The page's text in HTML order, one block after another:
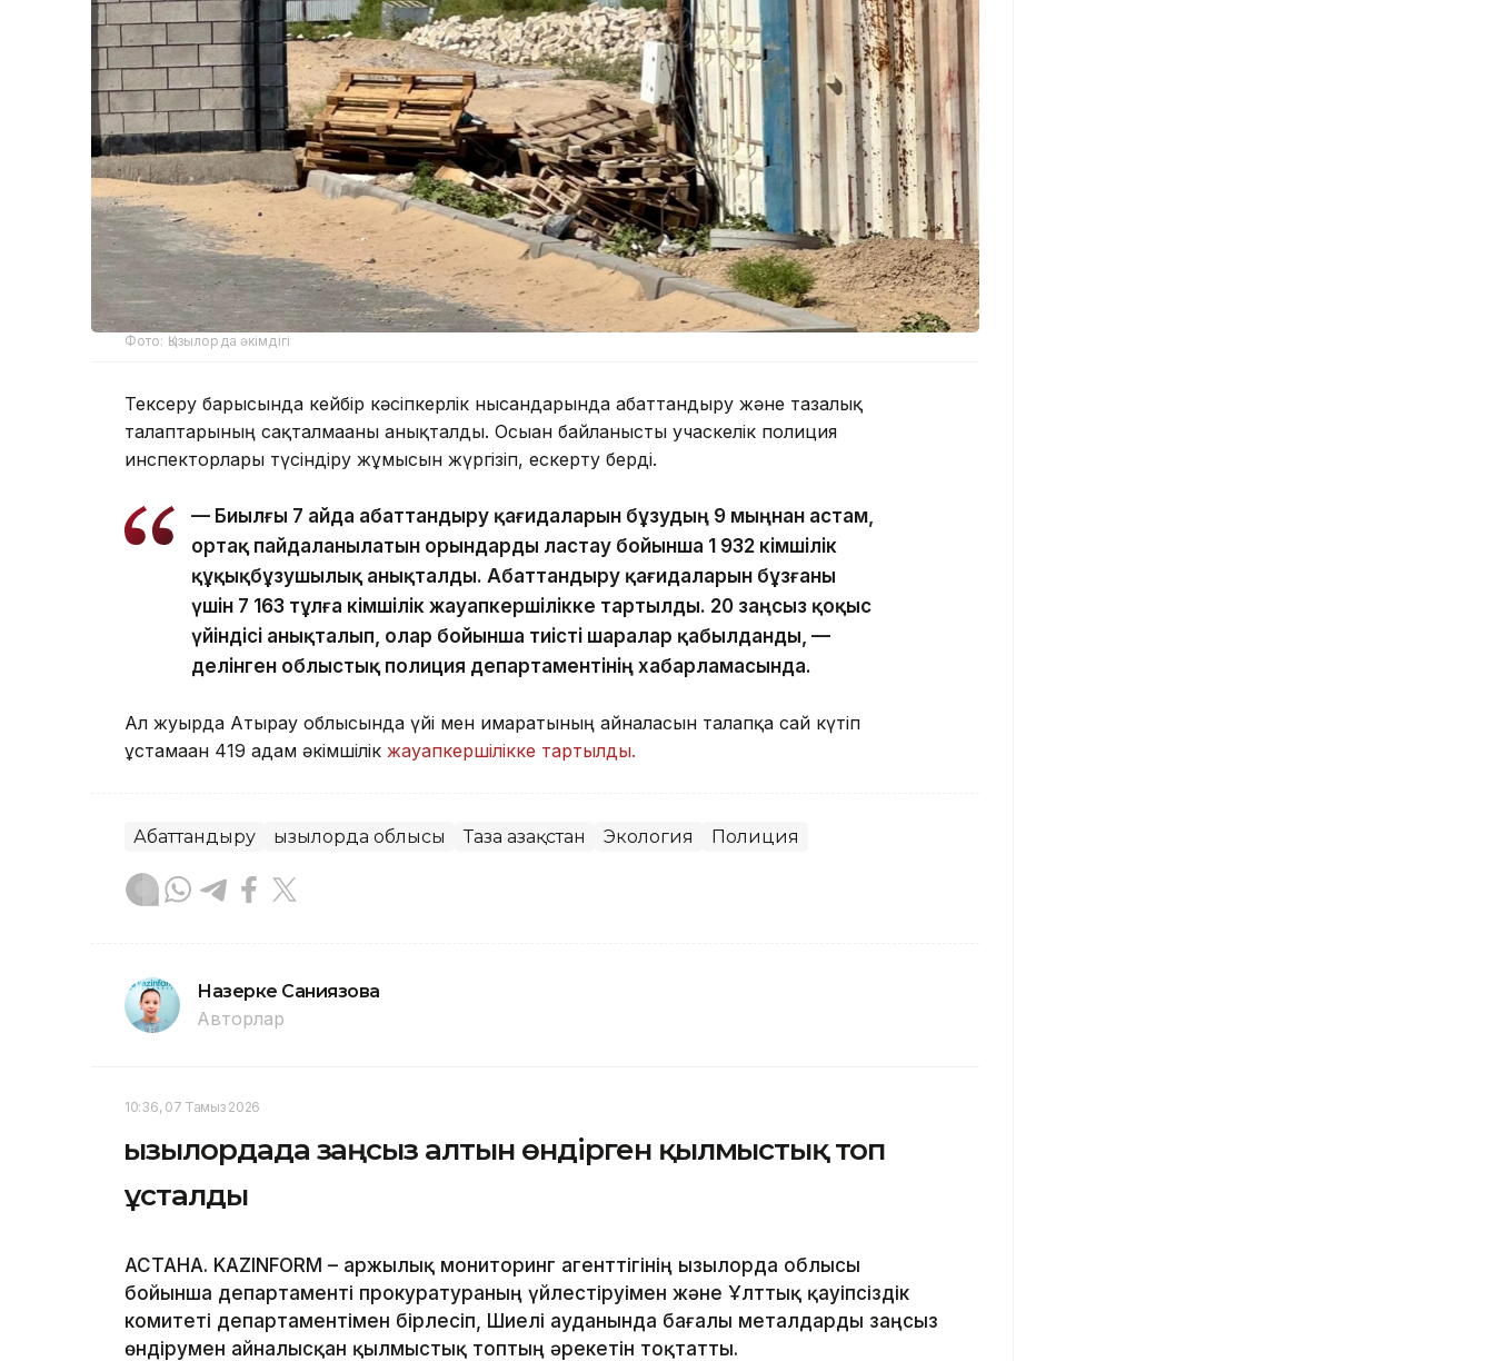
Фото: Қызылорда әкімдігі
Тексеру барысында кейбір кәсіпкерлік нысандарында абаттандыру және тазалық
талаптарының сақталмағаны анықталды. Осыған байланысты учаскелік полиция
инспекторлары түсіндіру жұмысын жүргізіп, ескерту берді.
— Биылғы 7 айда абаттандыру қағидаларын бұзудың 9 мыңнан астам,
ортақ пайдаланылатын орындарды ластау бойынша 1 932 әкімшілік
құқықбұзушылық анықталды. Абаттандыру қағидаларын бұзғаны
үшін 7 163 тұлға әкімшілік жауапкершілікке тартылды. 20 заңсыз қоқыс
үйіндісі анықталып, олар бойынша тиісті шаралар қабылданды, —
делінген облыстық полиция департаментінің хабарламасында.
Ал жуырда Атырау облысында үйі мен ғимаратының айналасын талапқа сай күтіп
ұстамаған 419 адам әкімшілік жауапкершілікке тартылды.
Абаттандыру Қызылорда облысы Таза Қазақстан Экология Полиция
Назерке Саниязова
Авторлар
10:36, 07 Тамыз 2026
Қызылордада заңсыз алтын өндірген қылмыстық топ
ұсталды
АСТАНА. KAZINFORM – Қаржылық мониторинг агенттігінің Қызылорда облысы
бойынша департаменті прокуратураның үйлестіруімен және Ұлттық қауіпсіздік
комитеті департаментімен бірлесіп, Шиелі ауданында бағалы металдарды заңсыз
өндірумен айналысқан қылмыстық топтың әрекетін тоқтатты.